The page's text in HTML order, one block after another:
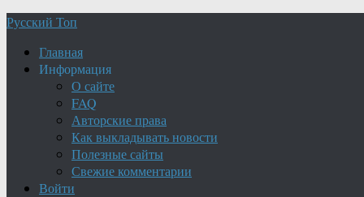
Русский Топ
Главная
Информация
О сайте
FAQ
Авторские права
Как выкладывать новости
Полезные сайты
Свежие комментарии
Войти